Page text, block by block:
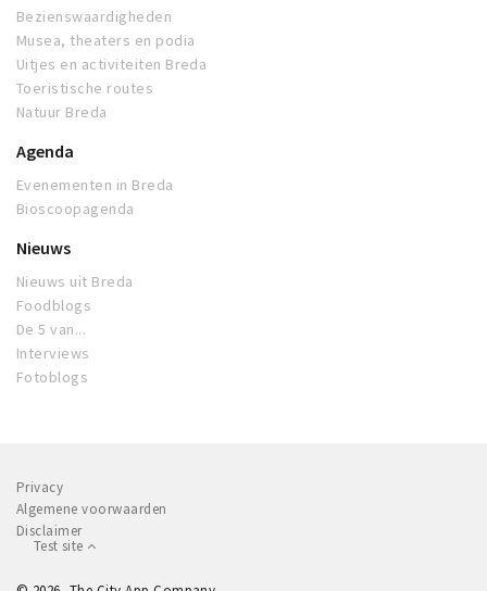
Bezienswaardigheden
Musea, theaters en podia
Uitjes en activiteiten Breda
Toeristische routes
Natuur Breda
Agenda
Evenementen in Breda
Bioscoopagenda
Nieuws
Nieuws uit Breda
Foodblogs
De 5 van...
Interviews
Fotoblogs
Privacy
Algemene voorwaarden
Disclaimer
Test site